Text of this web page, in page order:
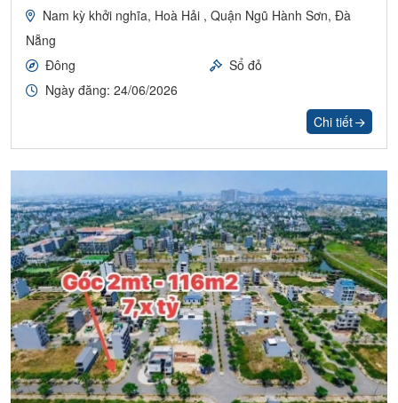
Nam kỳ khởi nghĩa, Hoà Hải , Quận Ngũ Hành Sơn, Đà
Nẵng
Đông
Sổ đỏ
Ngày đăng: 24/06/2026
Chi tiết